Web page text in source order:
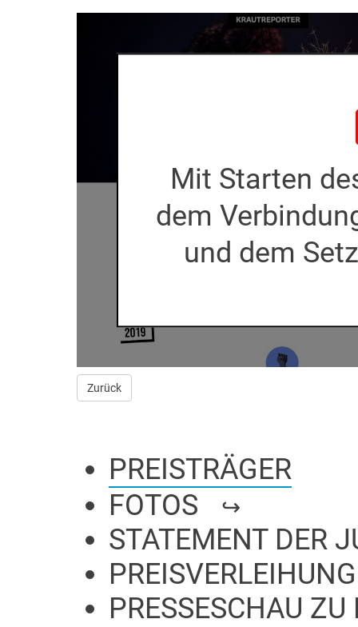
Mit Starten
dem
Zurück
PREISTRÄGER
FOTOS
STATEMENT DER
PREISVERLEIHUNG
PRESSESCHAU